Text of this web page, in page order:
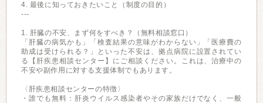
4. 最後に知っておきたいこと（制度の目的）
---
1. 肝臓の不安、まず何をすべき？（無料相談窓口）
「肝臓の病気かも」「検査結果の意味がわからない」「医療費の
助成は受けられる？」といった不安は、拠点病院に設置されてい
る【肝疾患相談センター】にご相談ください。これは、治療中の
不安や副作用に対する支援体制でもあります。
〈肝疾患相談センターの特徴〉
・誰でも無料：肝炎ウイルス感染者やその家族だけでなく、一般